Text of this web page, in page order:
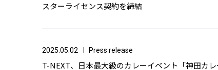
スターライセンス契約を締結
2025.05.02 Press release
T-NEXT、日本最大級のカレーイベント「神田カ